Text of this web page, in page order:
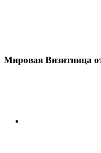
Мировая Визитница